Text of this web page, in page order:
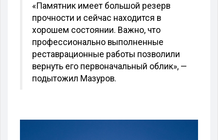
«Памятник имеет большой резерв
прочности и сейчас находится в
хорошем состоянии. Важно, что
профессионально выполненные
реставрационные работы позволили
вернуть его первоначальный облик», —
подытожил Мазуров.